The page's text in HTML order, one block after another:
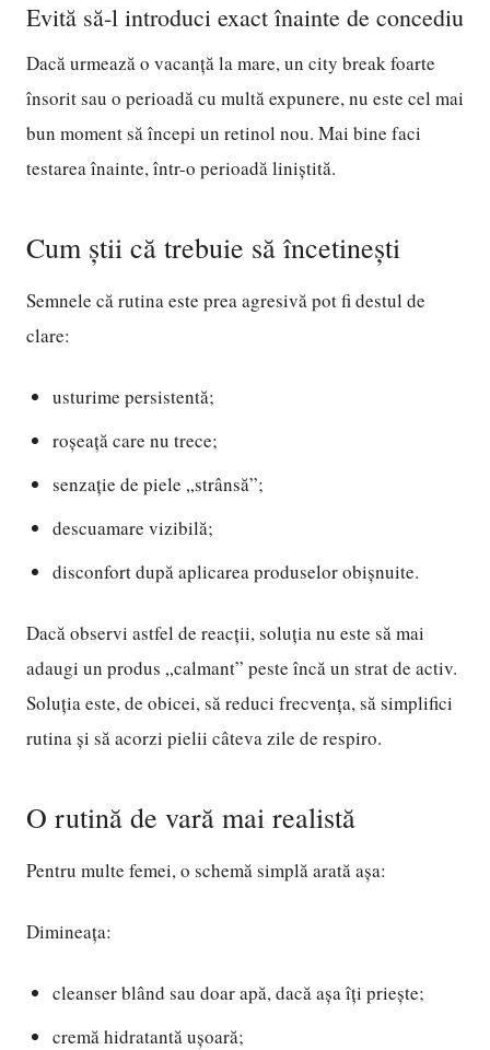
Evită să-l introduci exact înainte de concediu
Dacă urmează o vacanță la mare, un city break foarte
însorit sau o perioadă cu multă expunere, nu este cel mai
bun moment să începi un retinol nou. Mai bine faci
testarea înainte, într-o perioadă liniștită.
Cum știi că trebuie să încetinești
Semnele că rutina este prea agresivă pot fi destul de
clare:
usturime persistentă;
roșeață care nu trece;
senzație de piele „strânsă”;
descuamare vizibilă;
disconfort după aplicarea produselor obișnuite.
Dacă observi astfel de reacții, soluția nu este să mai
adaugi un produs „calmant” peste încă un strat de activ.
Soluția este, de obicei, să reduci frecvența, să simplifici
rutina și să acorzi pielii câteva zile de respiro.
O rutină de vară mai realistă
Pentru multe femei, o schemă simplă arată așa:
Dimineața:
cleanser blând sau doar apă, dacă așa îți priește;
cremă hidratantă ușoară;